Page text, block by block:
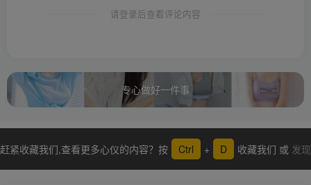
请登录后查看评论内容
专心做好一件事
赶紧收藏我们,查看更多心仪的内容？按 Ctrl + D 收藏我们 或 发现